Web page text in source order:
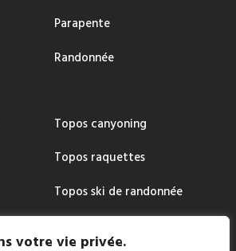
votre vie privée.
Parapente
Randonnée
Topos canyoning
Topos raquettes
Topos ski de randonnée